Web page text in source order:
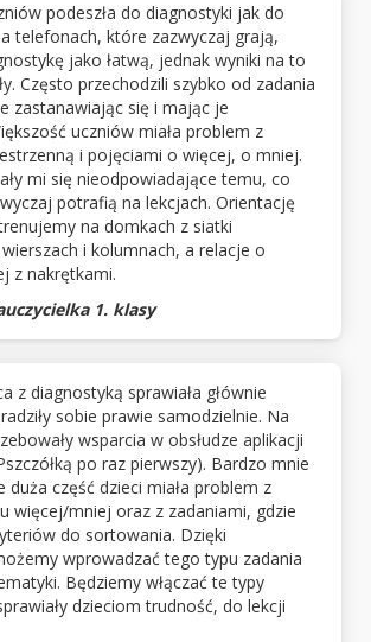
podeszła do diagnostyki jak do
telefonach, które zazwyczaj grają,
jako łatwą, jednak wyniki na to
Często przechodzili szybko od zadania
zastanawiając się i mając je
uczniów miała problem z
i pojęciami o więcej, o mniej.
mi się nieodpowiadające temu, co
potrafią na lekcjach. Orientację
na domkach z siatki
i kolumnach, a relacje o
z nakrętkami.
1. klasy
z diagnostyką sprawiała głównie
sobie prawie samodzielnie. Na
wsparcia w obsłudze aplikacji
po raz pierwszy). Bardzo mnie
duża część dzieci miała problem z
więcej/mniej oraz z zadaniami, gdzie
do sortowania. Dzięki
wprowadzać tego typu zadania
Będziemy włączać te typy
dzieciom trudność, do lekcji